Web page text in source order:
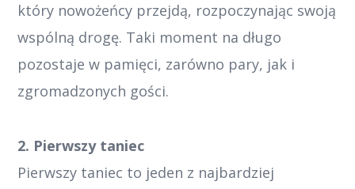
który nowożeńcy przejdą, rozpoczynając swoją
wspólną drogę. Taki moment na długo
pozostaje w pamięci, zarówno pary, jak i
zgromadzonych gości.
2. Pierwszy taniec
Pierwszy taniec to jeden z najbardziej